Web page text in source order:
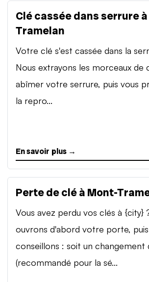
Clé cassée dans serrure
Tramelan
Votre clé s'est cassée dans la
Nous extrayons les morceaux de
abîmer votre serrure, puis vous
la repro...
En savoir plus →
Perte de clé à Mont-
Vous avez perdu vos clés à {city}
ouvrons d'abord votre porte,
conseillons : soit un changement
(recommandé pour la sé...